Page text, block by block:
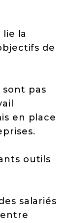
la
de
sont pas
en place
outils
salariés